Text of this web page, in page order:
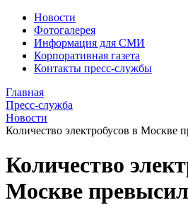
Новости
Фотогалерея
Информация для СМИ
Корпоративная газета
Контакты пресс-службы
Главная
Пресс-служба
Новости
Количество электробусов в Москве
Количество
Москве